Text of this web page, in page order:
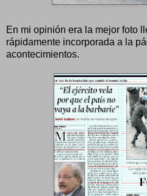
En mi opinión era la mejor foto
rápidamente incorporada a la
acontecimientos.